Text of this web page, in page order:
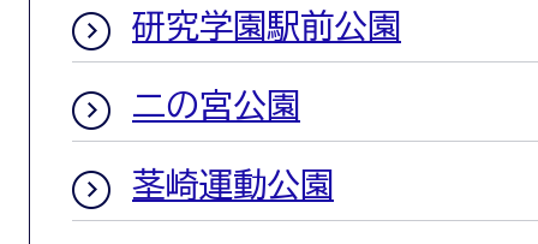
研究学園駅前公園
二の宮公園
茎崎運動公園